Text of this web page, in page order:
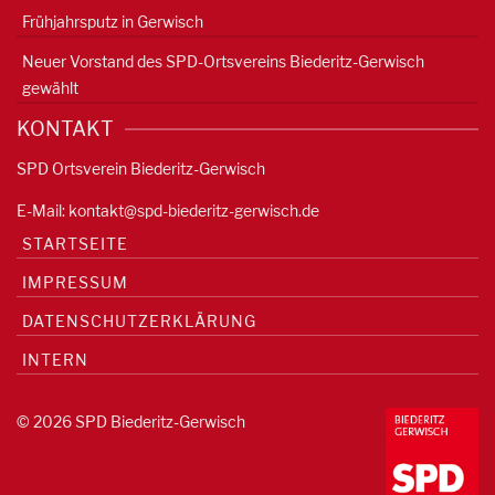
Frühjahrsputz in Gerwisch
Neuer Vorstand des SPD-Ortsvereins Biederitz-Gerwisch
gewählt
KONTAKT
SPD Ortsverein Biederitz-Gerwisch
E-Mail: kontakt@spd-biederitz-gerwisch.de
STARTSEITE
IMPRESSUM
DATENSCHUTZERKLÄRUNG
INTERN
© 2026 SPD Biederitz-Gerwisch